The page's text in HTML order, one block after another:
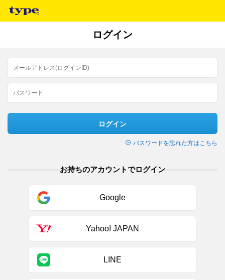
ログイン
ログイン
パスワードを忘れた方はこちら
お持ちのアカウントでログイン
Google
Yahoo! JAPAN
LINE